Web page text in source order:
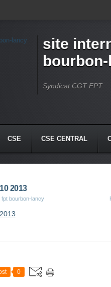
site
Syndicat CGT FPT
CSE CSE CENTRAL
2013
fpt bourbon-lancy
0